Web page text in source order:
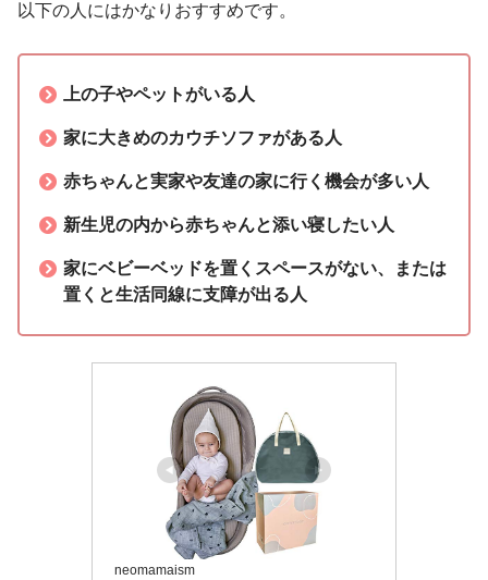
以下の人にはかなりおすすめです。
上の子やペットがいる人
家に大きめのカウチソファがある人
赤ちゃんと実家や友達の家に行く機会が多い人
新生児の内から赤ちゃんと添い寝したい人
家にベビーベッドを置くスペースがない、または
置くと生活同線に支障が出る人
neomamaism